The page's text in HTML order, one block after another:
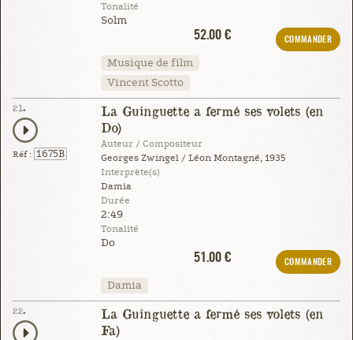
Tonalité
Solm
52.00 €
COMMANDER
Musique de film
Vincent Scotto
21.
Réf : 1675B
La Guinguette a fermé ses volets (en
Do)
Auteur / Compositeur
Georges Zwingel / Léon Montagné, 1935
Interprète(s)
Damia
Durée
2:49
Tonalité
Do
51.00 €
COMMANDER
Damia
22.
La Guinguette a fermé ses volets (en
Fa)